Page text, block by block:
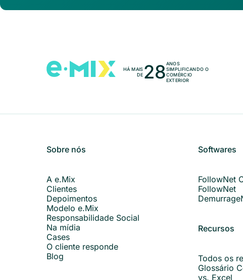
HÁ MAIS
DE 28ANOS
SIMPLIFICANDO O
COMÉRCIO
EXTERIOR
Sobre nós
A e.Mix
Clientes
Depoimentos
Modelo e.Mix
Responsabilidade Social
Na mídia
Cases
O cliente responde
Blog
Softwares
FollowNet
FollowNet
Recursos
Todos os
Glossário
vs. Excel